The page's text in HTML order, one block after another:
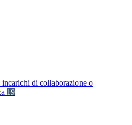
di collaborazione o
19